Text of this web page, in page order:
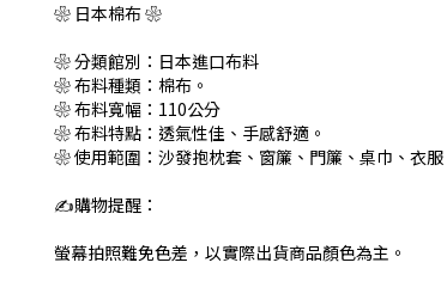
❀ 日本棉布 ❀
❀ 分類館別：日本進口布料
❀ 布料種類：棉布。
❀ 布料寬幅：110公分
❀ 布料特點：透氣性佳、手感舒適。
❀ 使用範圍：沙發抱枕套、窗簾、門簾、桌巾、衣服
✍️購物提醒：
螢幕拍照難免色差，以實際出貨商品顏色為主。